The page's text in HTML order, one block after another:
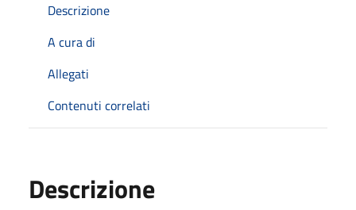
Descrizione
A cura di
Allegati
Contenuti correlati
Descrizione